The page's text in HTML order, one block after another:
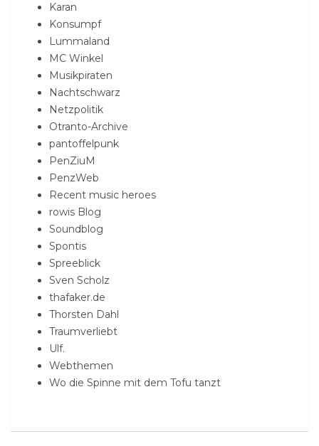
Karan
Konsumpf
Lummaland
MC Winkel
Musikpiraten
Nachtschwarz
Netzpolitik
Otranto-Archive
pantoffelpunk
PenZiuM
PenzWeb
Recent music heroes
rowis Blog
Soundblog
Spontis
Spreeblick
Sven Scholz
thafaker.de
Thorsten Dahl
Traumverliebt
Ulf.
Webthemen
Wo die Spinne mit dem Tofu tanzt